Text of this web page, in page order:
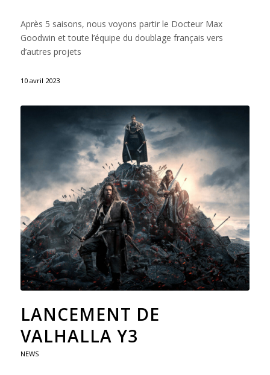
Après 5 saisons, nous voyons partir le Docteur Max
Goodwin et toute l’équipe du doublage français vers
d’autres projets
10 avril 2023
LANCEMENT DE
VALHALLA Y3
NEWS